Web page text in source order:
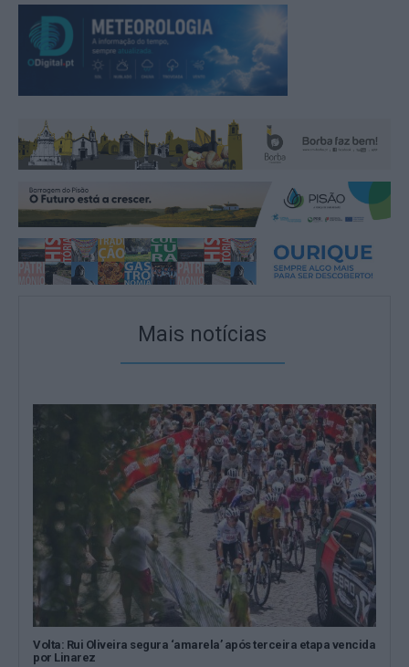
Mais notícias
Volta: Rui Oliveira segura ‘amarela’ após terceira etapa vencida
por Linarez